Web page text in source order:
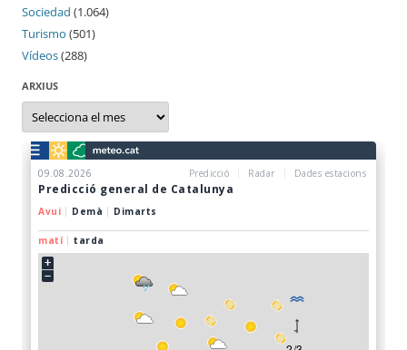
Sociedad (1.064)
Turismo (501)
Vídeos(288)
ARXIUS
Arxius